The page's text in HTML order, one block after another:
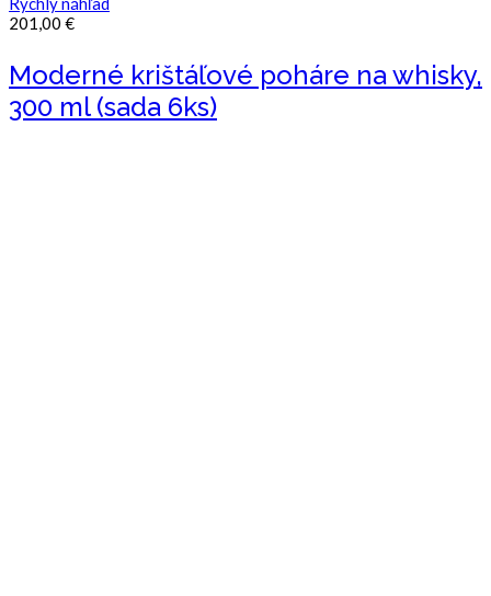
201,00 €
Moderné krištáľové poháre na whisky,
300 ml (sada 6ks)